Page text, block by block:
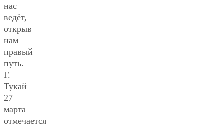
нас
ведёт,
открыв
нам
правый
путь.
Г.
Тукай
27
марта
отмечается